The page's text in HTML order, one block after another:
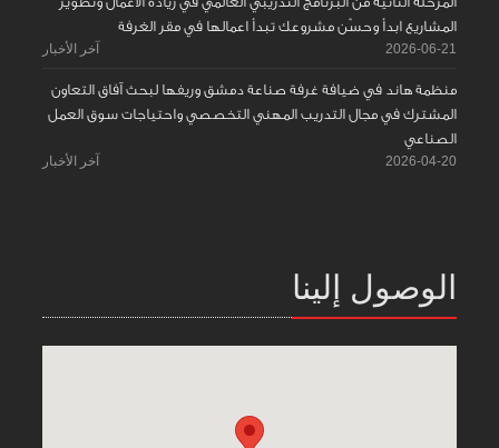
المشاريع ابدأ وحسّن مشروعك تبدأ اعمالها في مقر الغرفة
2026-06-21 آخر الأخبار
منظمة هاند في ضيافة غرفة صناعة دمشق وريفها لبحث آفاق التعاون
المشترك في مجال التدريب المهني التخصصي واحتياجات سوق العمل
الصناعي
2026-04-20 آخر الأخبار
الوصول إلينا